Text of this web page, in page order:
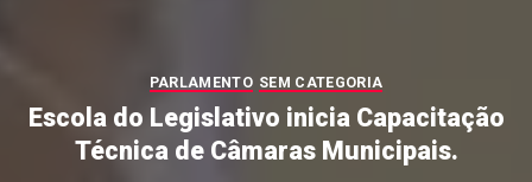
PARLAMENTO SEM CATEGORIA
Escola do Legislativo inicia Capacitação
Técnica de Câmaras Municipais.